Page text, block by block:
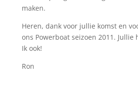
maken.
Heren, dank voor jullie komst en
ons Powerboat seizoen 2011. Jullie
Ik ook!
Ron